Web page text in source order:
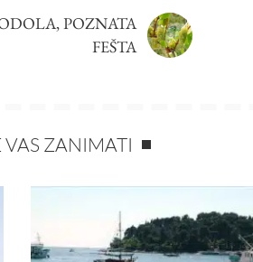
POZNATA
FEŠTA
ZANIMATI